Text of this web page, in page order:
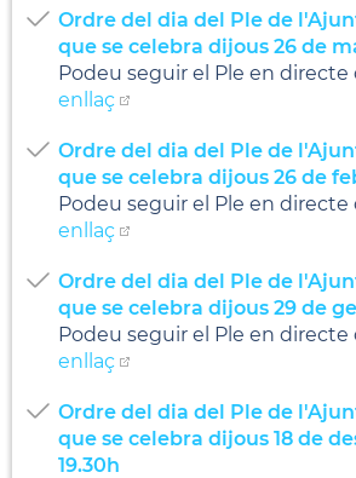
Ordre del dia del Ple de
que se celebra dijous 26 de
Podeu seguir el Ple en directe
enllaç
Ordre del dia del Ple de
que se celebra dijous 26 de
Podeu seguir el Ple en directe
enllaç
Ordre del dia del Ple de
que se celebra dijous 29 de
Podeu seguir el Ple en directe
enllaç
Ordre del dia del Ple de
que se celebra dijous 18 de
19.30h